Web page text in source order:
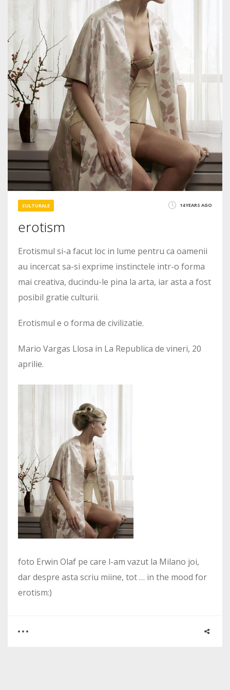
CULTURALE 14 YEARS AGO
erotism
Erotismul si-a facut loc in lume pentru ca oamenii
au incercat sa-si exprime instinctele intr-o forma
mai creativa, ducindu-le pina la arta, iar asta a fost
posibil gratie culturii.
Erotismul e o forma de civilizatie.
Mario Vargas Llosa in La Republica de vineri, 20
aprilie.
foto Erwin Olaf pe care l-am vazut la Milano joi,
dar despre asta scriu miine, tot … in the mood for
erotism:)